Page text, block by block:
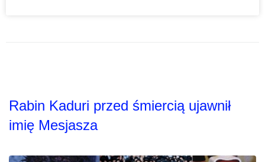
Rabin Kaduri przed śmiercią ujawnił
imię Mesjasza